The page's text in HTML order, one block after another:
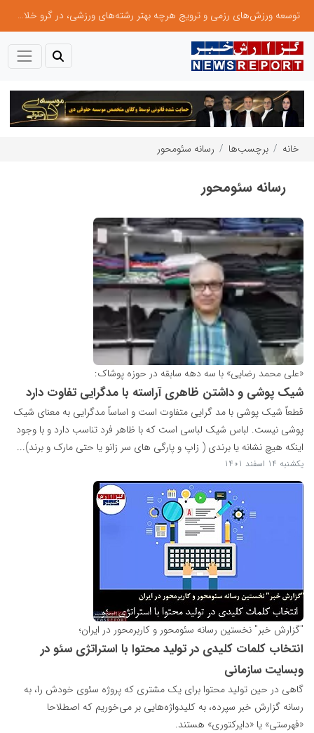
توسعه ورزش‌های رزمی و ترویج هرچه بهتر رشته‌های ورزشی، در گرو خلاقیت و نوآوری است
خانه برچسب‌ها رسانه سئومحور
رسانه سئومحور
«علی محمد رضایی» با سه دهه سابقه در حوزه پوشاک:
شیک پوشی و داشتن ظاهری آراسته با مدگرایی تفاوت دارد
قطعاً شیک پوشی با مد گرایی متفاوت است و اساساً مدگرایی به معنای شیک
پوشی نیست. لباس شیک لباسی است که با ظاهر فرد تناسب دارد و با وجود
اینکه هیچ نشانه یا برندی ( زاپ و پارگی های سر زانو یا حتی مارک و برند)...
یکشنبه 14 اسفند 1401
"گزارش خبر" نخستین رسانه سئومحور و کاربرمحور در ایران؛
انتخاب کلمات کلیدی در تولید محتوا با استراتژی سئو در
وبسایت سازمانی
گاهی در حین تولید محتوا برای یک مشتری که پروژه سئوی خودش را، به
رسانه گزارش خبر سپرده، به کلیدواژه‌هایی بر می‌خوریم که اصطلاحا
«فهرستی» یا «دایرکتوری» هستند.